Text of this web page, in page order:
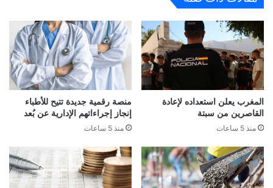
المغرب يعلن استعداده لإعادة
القاصرين من سبتة
منذ 5 ساعات
منصة رقمية جديدة تتيح للأطباء
إنجاز إجراءاتهم الإدارية عن بُعد
منذ 5 ساعات